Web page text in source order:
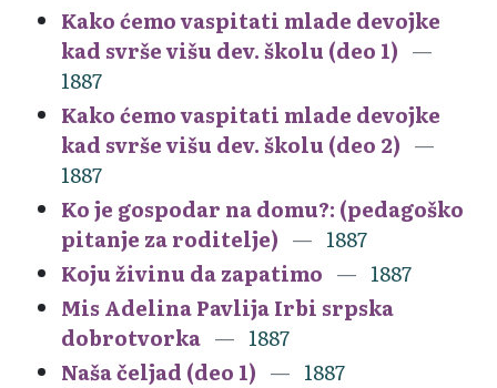
Kako ćemo vaspitati mlade devojke
kad svrše višu dev. školu (deo 1)
1887
Kako ćemo vaspitati mlade devojke
kad svrše višu dev. školu (deo 2)
1887
Ko je gospodar na domu?: (pedagoško
pitanje za roditelje)
1887
Koju živinu da zapatimo
1887
Mis Adelina Pavlija Irbi srpska
dobrotvorka
1887
Naša čeljad (deo 1)
1887